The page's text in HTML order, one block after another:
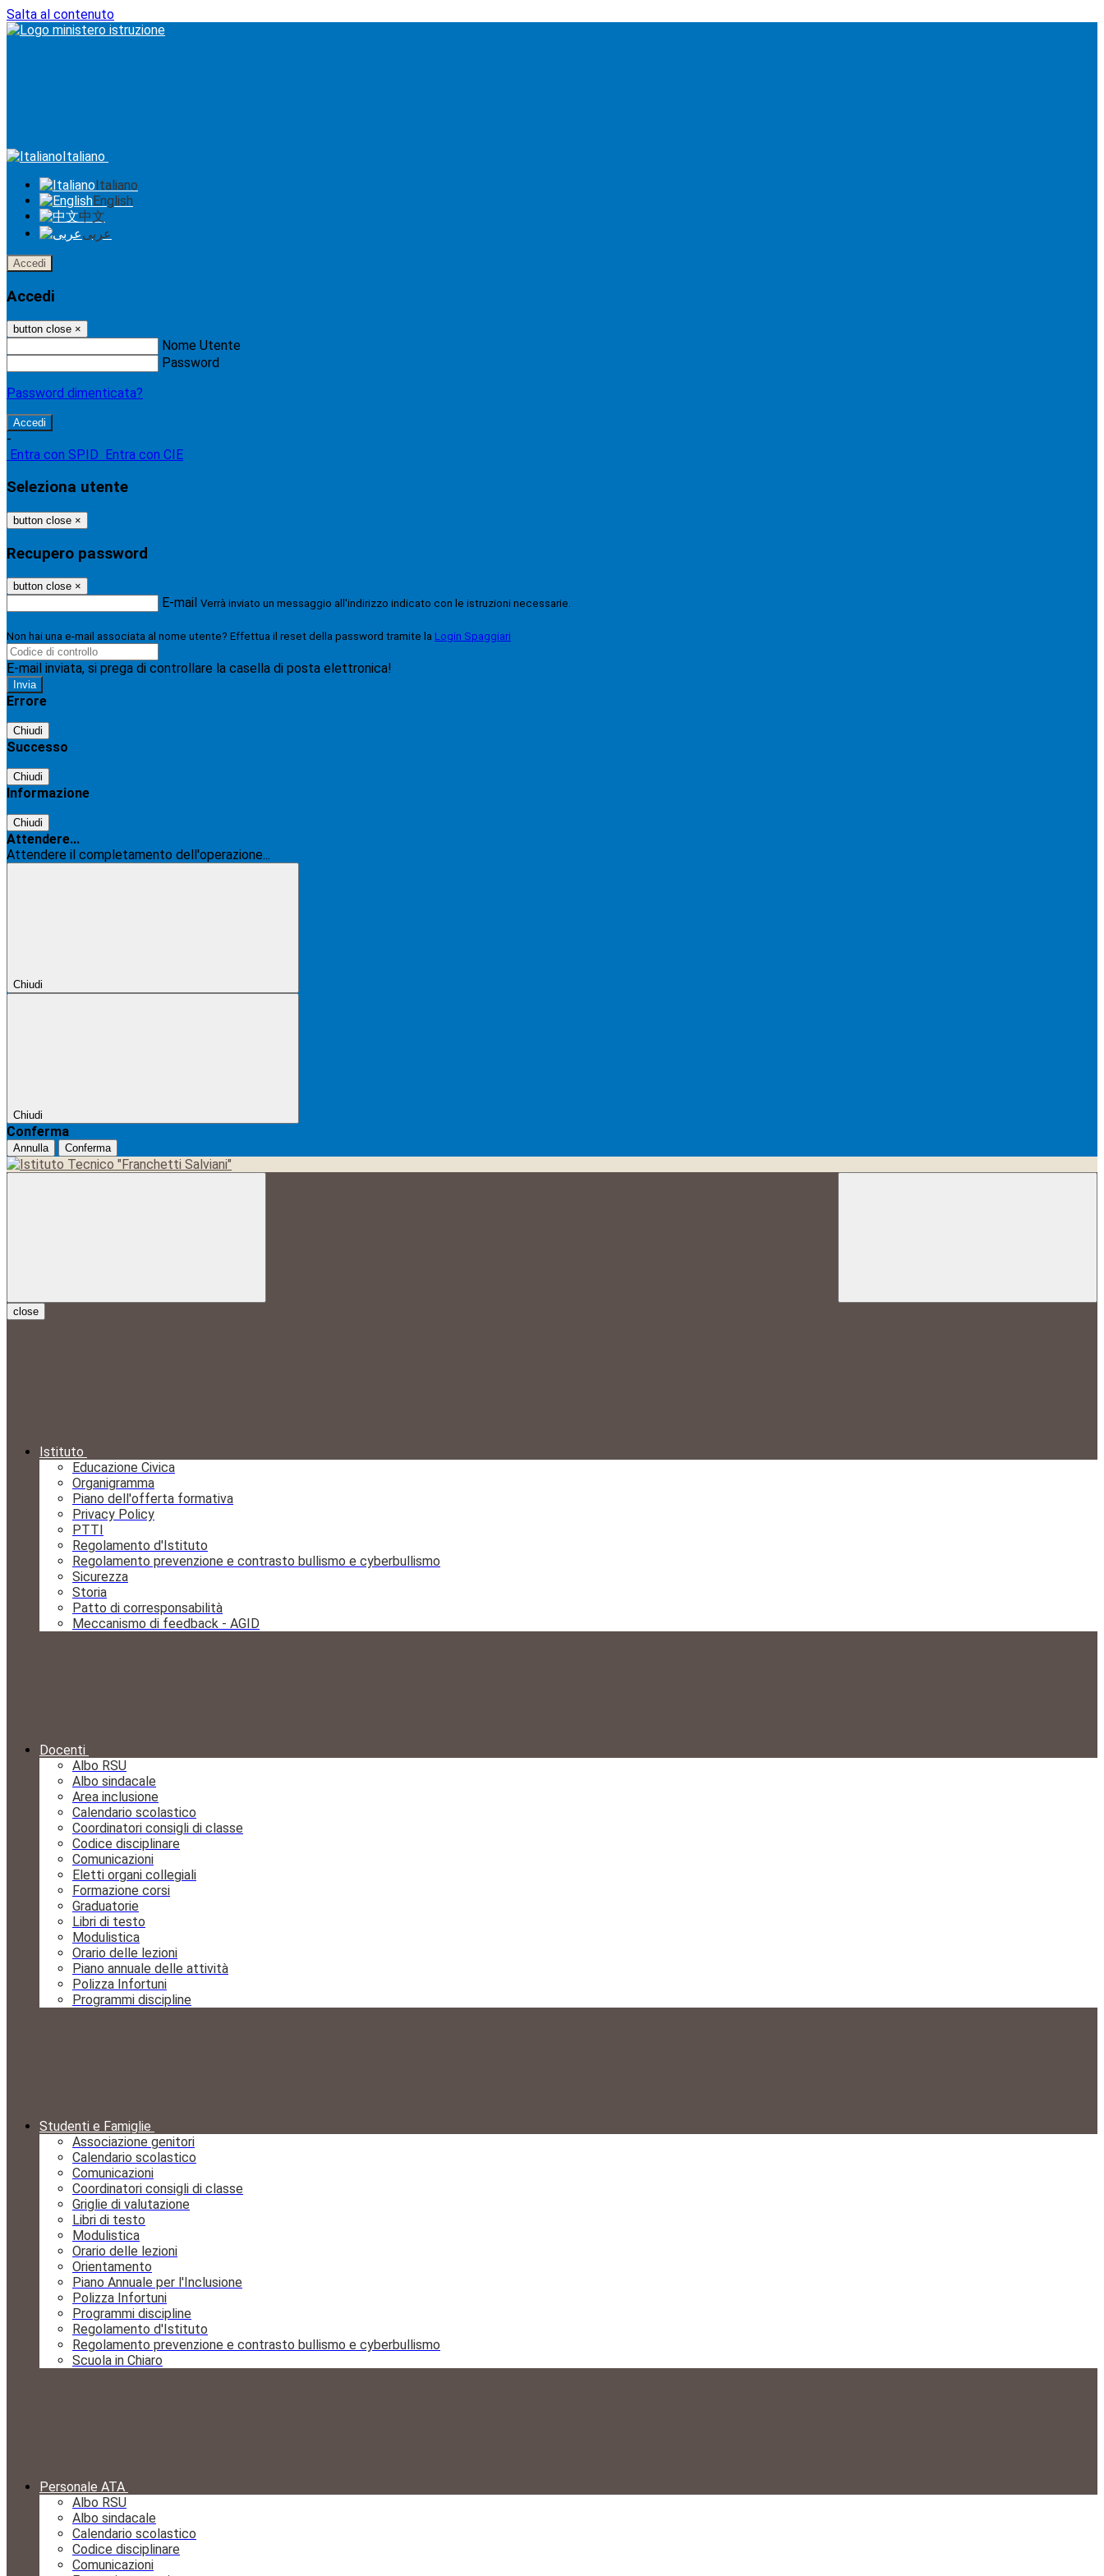
Salta al contenuto
Italiano
Italiano
English
中文
عربى
Accedi
Accedi
button close ×
Nome Utente
Password
Password dimenticata?
-
Entra con SPID
Entra con CIE
Seleziona utente
button close ×
Recupero password
button close ×
E-mail Verrà inviato un messaggio all'indirizzo indicato con le istruzioni necessarie.
Non hai una e-mail associata al nome utente? Effettua il reset della password tramite la Login Spaggiari
E-mail inviata, si prega di controllare la casella di posta elettronica!
Errore
Chiudi
Successo
Chiudi
Informazione
Chiudi
Attendere...
Attendere il completamento dell'operazione...
Chiudi
Chiudi
Conferma
Annulla Conferma
close
Istituto
Educazione Civica
Organigramma
Piano dell'offerta formativa
Privacy Policy
PTTI
Regolamento d'Istituto
Regolamento prevenzione e contrasto bullismo e cyberbullismo
Sicurezza
Storia
Patto di corresponsabilità
Meccanismo di feedback - AGID
Docenti
Albo RSU
Albo sindacale
Area inclusione
Calendario scolastico
Coordinatori consigli di classe
Codice disciplinare
Comunicazioni
Eletti organi collegiali
Formazione corsi
Graduatorie
Libri di testo
Modulistica
Orario delle lezioni
Piano annuale delle attività
Polizza Infortuni
Programmi discipline
Studenti e Famiglie
Associazione genitori
Calendario scolastico
Comunicazioni
Coordinatori consigli di classe
Griglie di valutazione
Libri di testo
Modulistica
Orario delle lezioni
Orientamento
Piano Annuale per l'Inclusione
Polizza Infortuni
Programmi discipline
Regolamento d'Istituto
Regolamento prevenzione e contrasto bullismo e cyberbullismo
Scuola in Chiaro
Personale ATA
Albo RSU
Albo sindacale
Calendario scolastico
Codice disciplinare
Comunicazioni